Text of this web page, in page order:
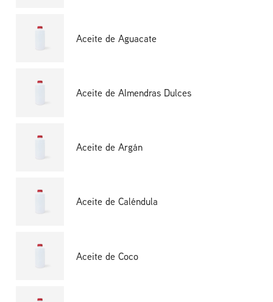
Aceite de Aguacate
Aceite de Almendras Dulces
Aceite de Argán
Aceite de Caléndula
Aceite de Coco